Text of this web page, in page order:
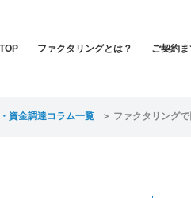
TOP ファクタリングとは？ ご契約
資金調達コラム一覧 ファクタリング